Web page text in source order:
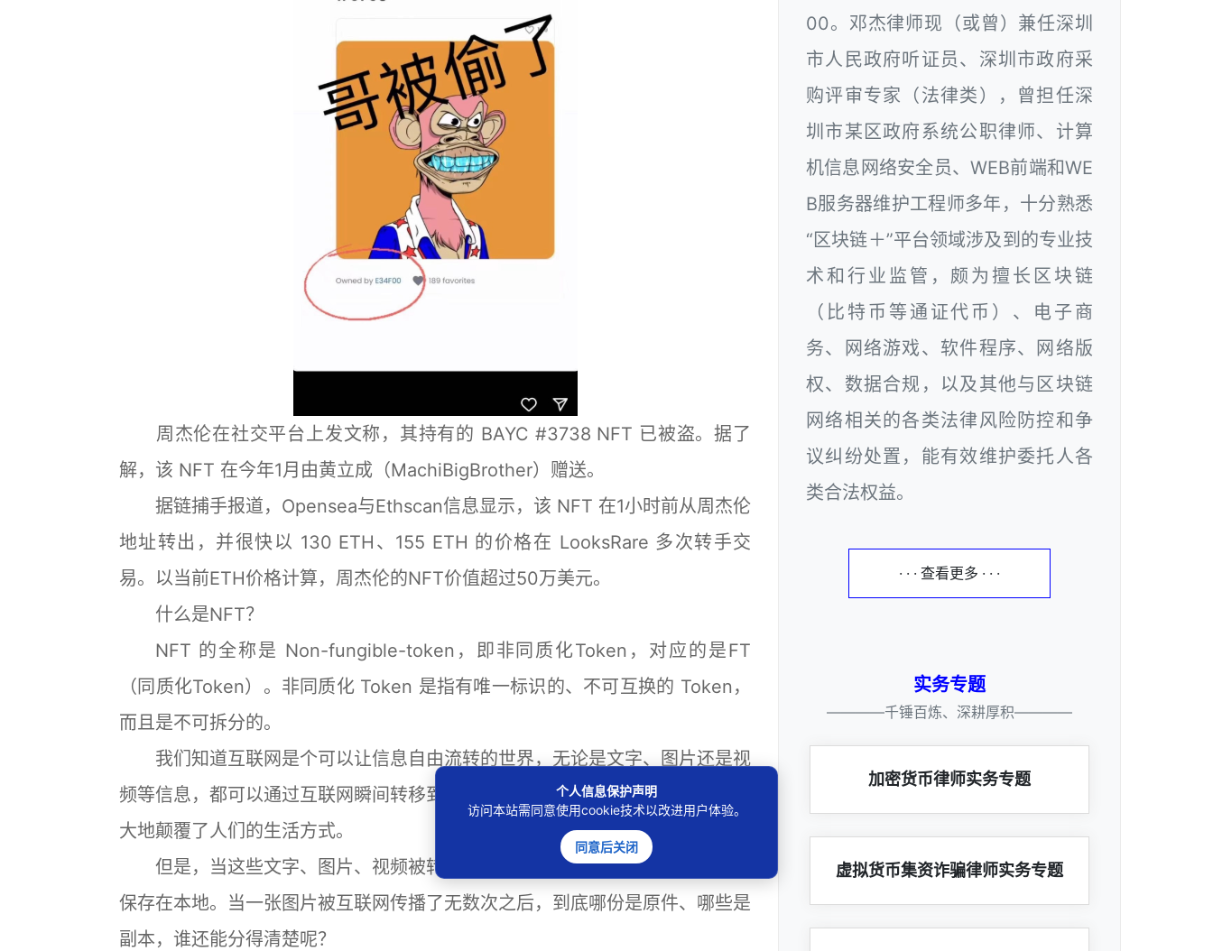
周杰伦在社交平台上发文称，其持有的 BAYC #3738 NFT 已被盗。据了
解，该 NFT 在今年1月由黄立成（MachiBigBrother）赠送。
据链捕手报道，Opensea与Ethscan信息显示，该 NFT 在1小时前从周杰伦
地址转出，并很快以 130 ETH、155 ETH 的价格在 LooksRare 多次转手交
易。以当前ETH价格计算，周杰伦的NFT价值超过50万美元。
什么是NFT？
NFT 的全称是 Non-fungible-token，即非同质化Token，对应的是FT
（同质化Token）。非同质化 Token 是指有唯一标识的、不可互换的 Token，
而且是不可拆分的。
我们知道互联网是个可以让信息自由流转的世界，无论是文字、图片还是视
频等信息，都可以通过互联网瞬间转移到世界上任何一个角落，可以说互联网极
大地颠覆了人们的生活方式。
但是，当这些文字、图片、视频被转移的时候，其实转移的是副本，原件还
保存在本地。当一张图片被互联网传播了无数次之后，到底哪份是原件、哪些是
副本，谁还能分得清楚呢？
00。邓杰律师现（或曾）兼任深圳
市人民政府听证员、深圳市政府采
购评审专家（法律类），曾担任深
圳市某区政府系统公职律师、计算
机信息网络安全员、WEB前端和WE
B服务器维护工程师多年，十分熟悉
“区块链＋”平台领域涉及到的专业技
术和行业监管，颇为擅长区块链
（比特币等通证代币）、电子商
务、网络游戏、软件程序、网络版
权、数据合规，以及其他与区块链
网络相关的各类法律风险防控和争
议纠纷处置，能有效维护委托人各
类合法权益。
· · · 查看更多 · · ·
实务专题
————千锤百炼、深耕厚积————
加密货币律师实务专题
虚拟货币集资诈骗律师实务专题
个人信息保护声明
访问本站需同意使用cookie技术以改进用户体验。
同意后关闭